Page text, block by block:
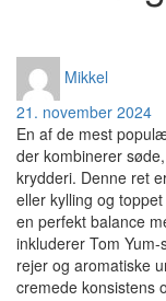
Mikkel
21. november 2024
En af de mest
der kombinerer
krydderi. Denne ret
eller kylling og
en perfekt balance
inkluderer Tom
rejer og aromatiske
cremede konsistens